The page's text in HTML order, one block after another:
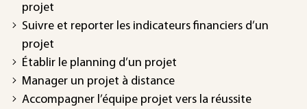
projet
Suivre et reporter les indicateurs financiers d’un
projet
Établir le planning d’un projet
Manager un projet à distance
Accompagner l’équipe projet vers la réussite